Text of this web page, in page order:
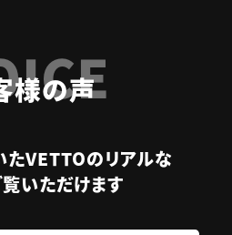
様の声
たVETTOのリアルな
いただけます